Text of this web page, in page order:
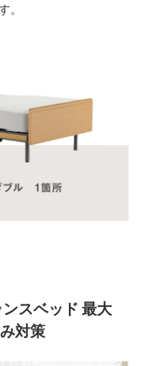
。
スベッド 最大
対策